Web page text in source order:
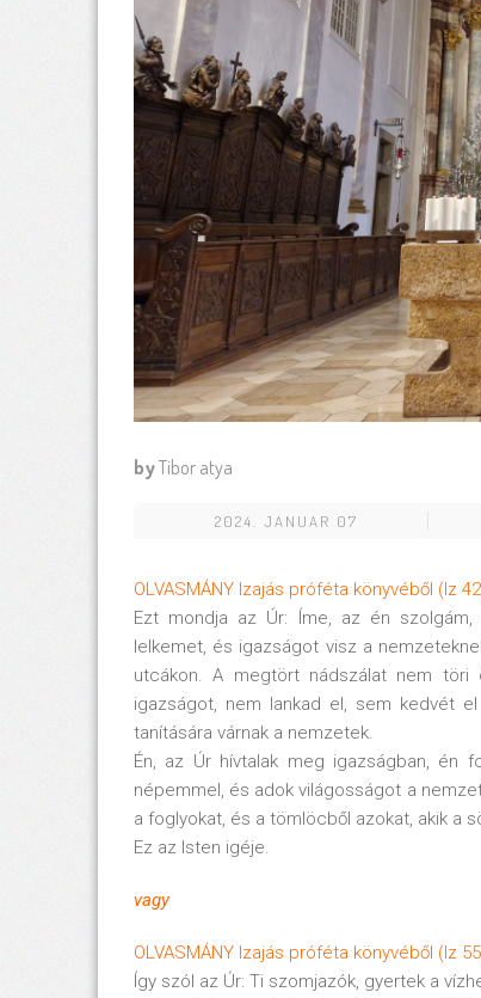
byTibor atya
2024. JANUAR 07
OLVASMÁNY Izajás próféta könyvéből (Iz
Ezt mondja az Úr: Íme, az én szolgám,
lelkemet, és igazságot visz a
utcákon. A megtört nádszálat nem
igazságot, nem lankad el, sem kedvét
tanítására várnak a nemzetek.
Én, az Úr hívtalak meg igazságban, én
népemmel, és adok világosságot a
a foglyokat, és a tömlöcből azokat, akik a
Ez az Isten igéje.
vagy
OLVASMÁNY Izajás próféta könyvéből (Iz
Így szól az Úr: Ti szomjazók, gyertek a